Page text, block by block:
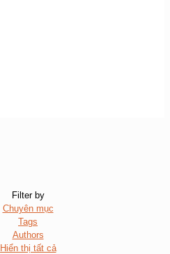
Filter by
Chuyên mục
Tags
Authors
Hiển thị tất cả